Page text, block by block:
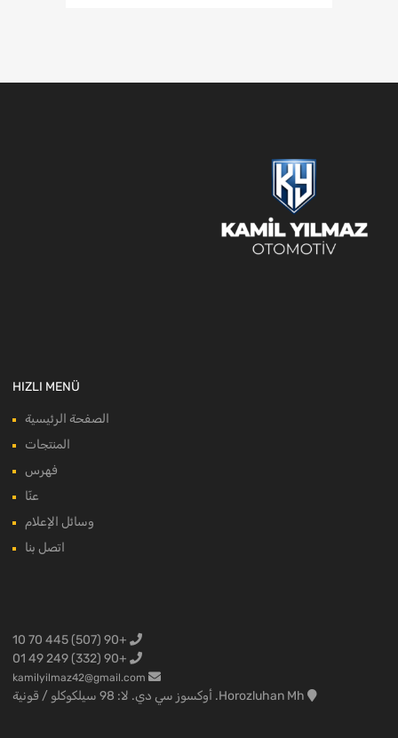
HIZLI MENÜ
الصفحة الرئيسية
المنتجات
فهرس
عنّا
وسائل الإعلام
اتصل بنا
+90 (507) 445 70 10
+90 (332) 249 49 01
kamilyilmaz42@gmail.com
Horozluhan Mh. أوكسوز سي دي. لا: 98 سيلكوكلو / قونية